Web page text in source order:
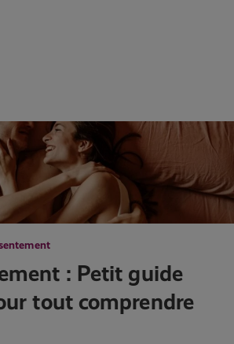
: Petit guide
tout comprendre